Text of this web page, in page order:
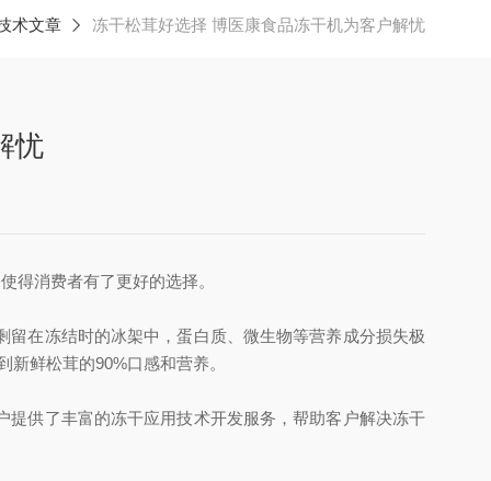
术文章 冻干松茸好选择 博医康食品冻干机为客户解忧
忧
得消费者有了更好的选择。
在冻结时的冰架中，蛋白质、微生物等营养成分损失极
鲜松茸的90%口感和营养。
供了丰富的冻干应用技术开发服务，帮助客户解决冻干